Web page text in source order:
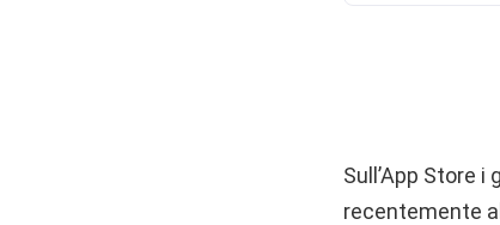
Sull’App Store
recentemente